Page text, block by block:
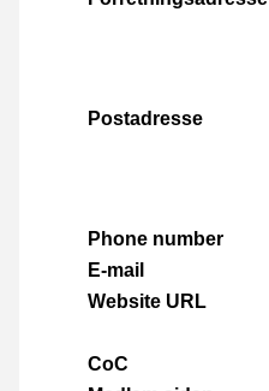
Postadresse
Phone number
E-mail
Website URL
CoC